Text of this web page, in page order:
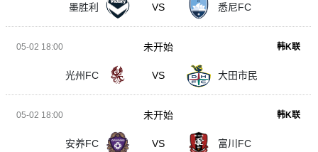
墨胜利 VS 悉尼FC
05-02 18:00 韩K联
光州FC VS 大田市民
未开始
05-02 18:00 韩K联
安养FC VS 富川FC
未开始